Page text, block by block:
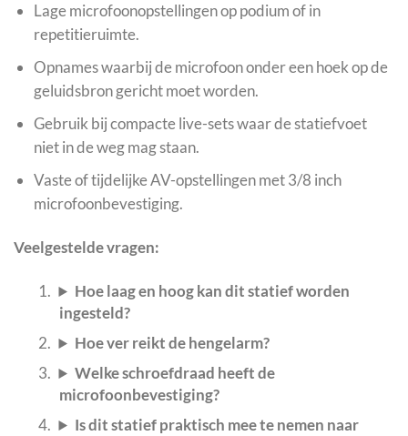
Lage microfoonopstellingen op podium of in
repetitieruimte.
Opnames waarbij de microfoon onder een hoek op de
geluidsbron gericht moet worden.
Gebruik bij compacte live-sets waar de statiefvoet
niet in de weg mag staan.
Vaste of tijdelijke AV-opstellingen met 3/8 inch
microfoonbevestiging.
Veelgestelde vragen:
Hoe laag en hoog kan dit statief worden
ingesteld?
Hoe ver reikt de hengelarm?
Welke schroefdraad heeft de
microfoonbevestiging?
Is dit statief praktisch mee te nemen naar